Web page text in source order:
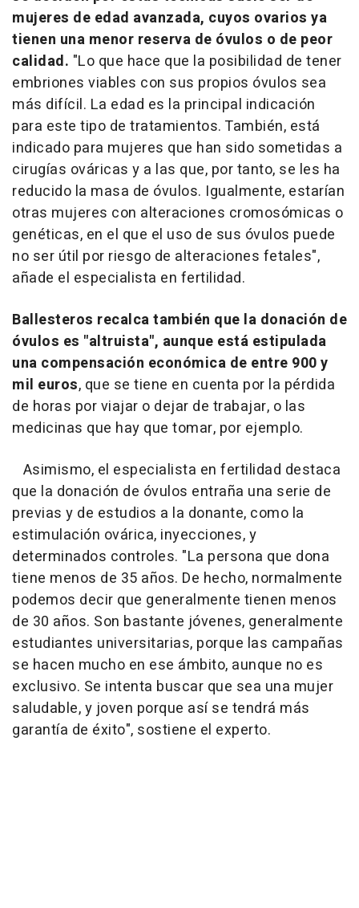
mujeres de edad avanzada, cuyos ovarios ya
tienen una menor reserva de óvulos o de peor
calidad. "Lo que hace que la posibilidad de tener
embriones viables con sus propios óvulos sea
más difícil. La edad es la principal indicación
para este tipo de tratamientos. También, está
indicado para mujeres que han sido sometidas a
cirugías ováricas y a las que, por tanto, se les ha
reducido la masa de óvulos. Igualmente, estarían
otras mujeres con alteraciones cromosómicas o
genéticas, en el que el uso de sus óvulos puede
no ser útil por riesgo de alteraciones fetales",
añade el especialista en fertilidad.
Ballesteros recalca también que la donación de
óvulos es "altruista", aunque está estipulada
una compensación económica de entre 900 y
mil euros, que se tiene en cuenta por la pérdida
de horas por viajar o dejar de trabajar, o las
medicinas que hay que tomar, por ejemplo.
Asimismo, el especialista en fertilidad destaca
que la donación de óvulos entraña una serie de
previas y de estudios a la donante, como la
estimulación ovárica, inyecciones, y
determinados controles. "La persona que dona
tiene menos de 35 años. De hecho, normalmente
podemos decir que generalmente tienen menos
de 30 años. Son bastante jóvenes, generalmente
estudiantes universitarias, porque las campañas
se hacen mucho en ese ámbito, aunque no es
exclusivo. Se intenta buscar que sea una mujer
saludable, y joven porque así se tendrá más
garantía de éxito", sostiene el experto.